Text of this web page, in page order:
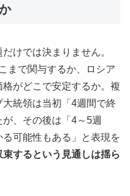
けでは決まりません。
まで関与するか、ロシア
がどこで安定するか。複
統領は当初「4週間で終
、その後は「4～5週
可能性もある」と表現を
するという見通しは揺ら